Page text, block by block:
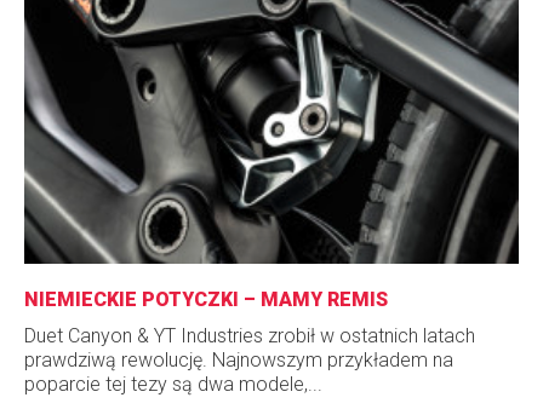
NIEMIECKIE POTYCZKI – MAMY REMIS
Duet Canyon & YT Industries zrobił w ostatnich latach
prawdziwą rewolucję. Najnowszym przykładem na
poparcie tej tezy są dwa modele,...